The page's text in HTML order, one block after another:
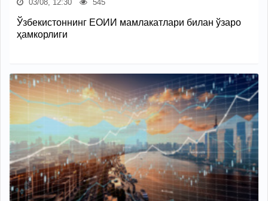
03/08, 12:30 545
Ўзбекистоннинг ЕОИИ мамлакатлари билан ўзаро
ҳамкорлиги